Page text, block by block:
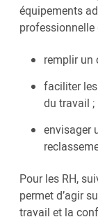
équipements
professionnelle
remplir un
faciliter
du travail ;
envisager
Pour les RH,
permet d’agir
travail et la